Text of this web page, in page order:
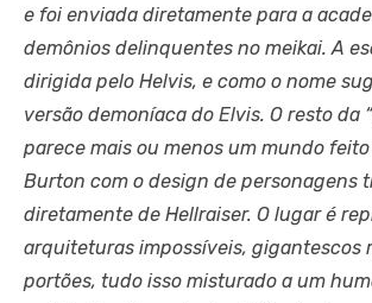
e foi enviada diretamente para a
demônios delinquentes no meikai. A
dirigida pelo Helvis, e como o nome
versão demoníaca do Elvis. O resto da
parece mais ou menos um mundo
Burton com o design de personagens
diretamente de Hellraiser. O lugar é
arquiteturas impossíveis, gigantescos
portões, tudo isso misturado a um